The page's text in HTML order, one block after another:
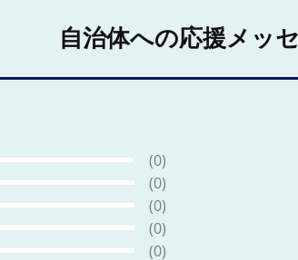
自治体への応援メッ
(0)
(0)
(0)
(0)
(0)